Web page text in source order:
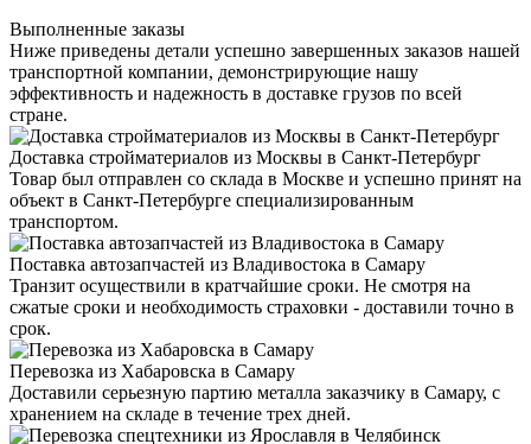
Выполненные заказы
Ниже приведены детали успешно завершенных заказов нашей
транспортной компании, демонстрирующие нашу
эффективность и надежность в доставке грузов по всей
стране.
Доставка стройматериалов из Москвы в Санкт-Петербург
Товар был отправлен со склада в Москве и успешно принят на
объект в Санкт-Петербурге специализированным
транспортом.
Поставка автозапчастей из Владивостока в Самару
Транзит осуществили в кратчайшие сроки. Не смотря на
сжатые сроки и необходимость страховки - доставили точно в
срок.
Перевозка из Хабаровска в Самару
Доставили серьезную партию металла заказчику в Самару, с
хранением на складе в течение трех дней.